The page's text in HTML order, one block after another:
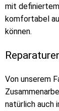
mit
komfortabel
können.
Von unserem
natürlich auch